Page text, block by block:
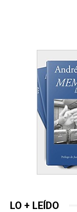
LO + LEÍDO